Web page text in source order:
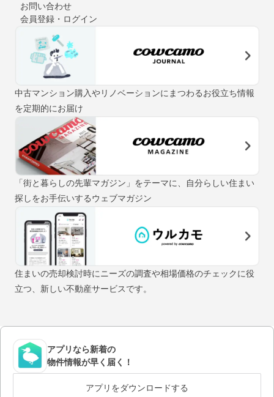
お問い合わせ
会員登録・ログイン
中古マンション購入やリノベーションにまつわるお役立ち情報
を定期的にお届け
「街と暮らしの先輩マガジン」をテーマに、自分らしい住まい
探しをお手伝いするウェブマガジン
住まいの売却検討時にニーズの調査や相場価格のチェックに役
立つ、新しい不動産サービスです。
アプリなら新着の
物件情報が早く届く！
アプリをダウンロードする